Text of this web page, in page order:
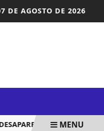
DE AGOSTO DE 2026
DE CRIANÇAS
MENU